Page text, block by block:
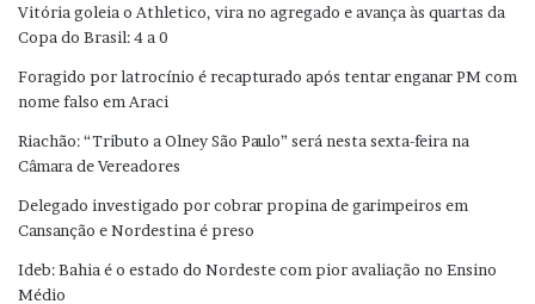
Vitória goleia o Athletico, vira no agregado e avança às quartas da
Copa do Brasil: 4 a 0
Foragido por latrocínio é recapturado após tentar enganar PM com
nome falso em Araci
Riachão: “Tributo a Olney São Paulo” será nesta sexta-feira na
Câmara de Vereadores
Delegado investigado por cobrar propina de garimpeiros em
Cansanção e Nordestina é preso
Ideb: Bahia é o estado do Nordeste com pior avaliação no Ensino
Médio